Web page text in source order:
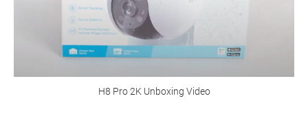
H8 Pro 2K Unboxing Video